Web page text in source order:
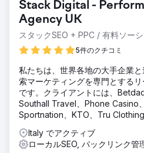
Stack Digital -
Agency UK
スタックSEO + PPC / 有料ソー
5件のクチコミ
私たちは、世界各地の大手企業
索マーケティングを専門とする
です。クライアントには、
Southall Travel、Phone Casino
Sportnation、KTO、Tru Clothing
Italy でアクティブ
ローカルSEO, バックリンク管